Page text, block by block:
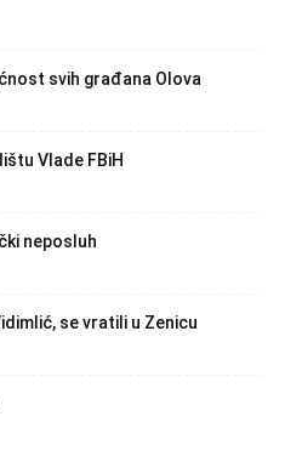
svih građana Olova
Vlade FBiH
neposluh
se vratili u Zenicu